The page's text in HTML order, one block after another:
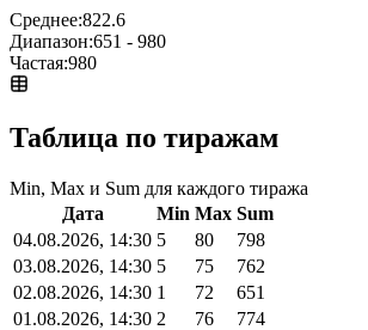
Среднее:822.6
Диапазон:651 - 980
Частая:980
Таблица по тиражам
Min, Max и Sum для каждого тиража
Дата
Min Max Sum
04.08.2026, 14:30 5 80
798
03.08.2026, 14:30 5 75
762
02.08.2026, 14:30 1 72
651
01.08.2026, 14:30 2 76
774